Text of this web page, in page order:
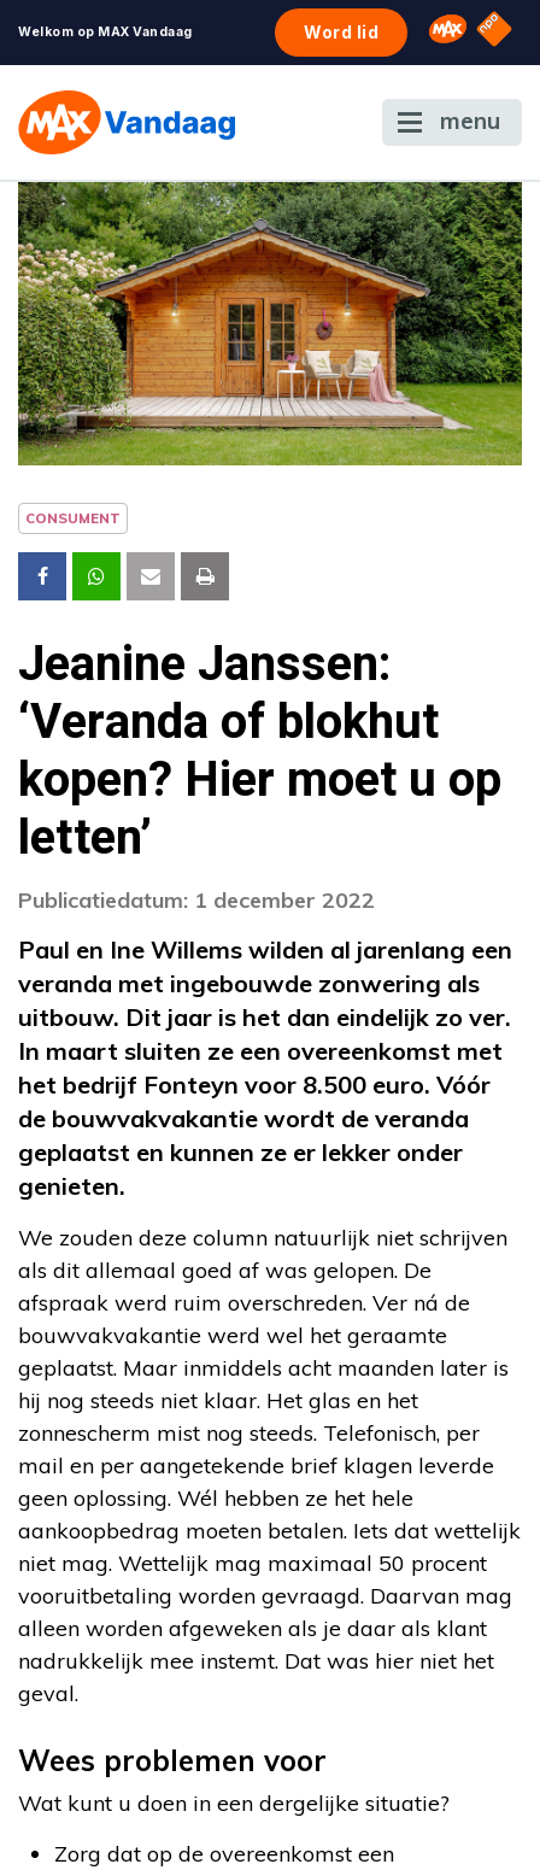
Welkom op MAX Vandaag Word lid Omroep
NPO
menu
CONSUMENT
Jeanine Janssen:
‘Veranda of blokhut
kopen? Hier moet u op
letten’
Publicatiedatum: 1 december 2022
Paul en Ine Willems wilden al jarenlang een
veranda met ingebouwde zonwering als
uitbouw. Dit jaar is het dan eindelijk zo ver.
In maart sluiten ze een overeenkomst met
het bedrijf Fonteyn voor 8.500 euro. Vóór
de bouwvakvakantie wordt de veranda
geplaatst en kunnen ze er lekker onder
genieten.
We zouden deze column natuurlijk niet schrijven
als dit allemaal goed af was gelopen. De
afspraak werd ruim overschreden. Ver ná de
bouwvakvakantie werd wel het geraamte
geplaatst. Maar inmiddels acht maanden later is
hij nog steeds niet klaar. Het glas en het
zonnescherm mist nog steeds. Telefonisch, per
mail en per aangetekende brief klagen leverde
geen oplossing. Wél hebben ze het hele
aankoopbedrag moeten betalen. Iets dat wettelijk
niet mag. Wettelijk mag maximaal 50 procent
vooruitbetaling worden gevraagd. Daarvan mag
alleen worden afgeweken als je daar als klant
nadrukkelijk mee instemt. Dat was hier niet het
geval.
Wees problemen voor
Wat kunt u doen in een dergelijke situatie?
Zorg dat op de overeenkomst een